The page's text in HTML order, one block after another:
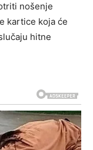
nošenje
kartice koja će
hitne